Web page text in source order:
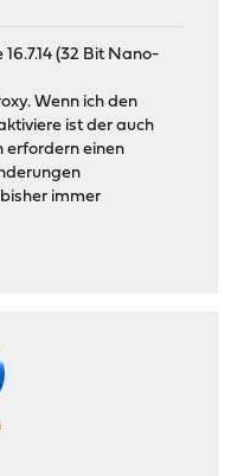
(32 Bit Nano-
Wenn ich den
ist der auch
erfordern einen
immer